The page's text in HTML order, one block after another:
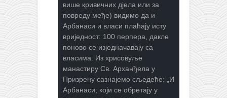
више кривичних дјела или за
повреду међе) видимо да и
Арбанаси и власи плаћају исту
вриједност: 100 перпера, дакле
поново се изједначавају са
власима. Из хрисовуље
манастиру Св. Арханђела у
Призрену сазнајемо сљедеће: „И
Арбанаси, који се обретају у